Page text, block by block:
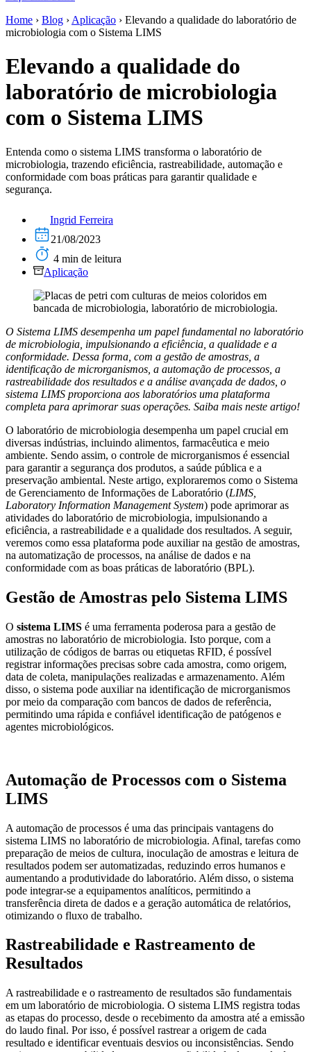
Home › Blog › Aplicação › Elevando a qualidade do laboratório de
microbiologia com o Sistema LIMS
Elevando a qualidade do
laboratório de microbiologia
com o Sistema LIMS
Entenda como o sistema LIMS transforma o laboratório de
microbiologia, trazendo eficiência, rastreabilidade, automação e
conformidade com boas práticas para garantir qualidade e
segurança.
Ingrid Ferreira
21/08/2023
4 min de leitura
Aplicação
O Sistema LIMS desempenha um papel fundamental no laboratório
de microbiologia, impulsionando a eficiência, a qualidade e a
conformidade. Dessa forma, com a gestão de amostras, a
identificação de microrganismos, a automação de processos, a
rastreabilidade dos resultados e a análise avançada de dados, o
sistema LIMS proporciona aos laboratórios uma plataforma
completa para aprimorar suas operações. Saiba mais neste artigo!
O laboratório de microbiologia desempenha um papel crucial em
diversas indústrias, incluindo alimentos, farmacêutica e meio
ambiente. Sendo assim, o controle de microrganismos é essencial
para garantir a segurança dos produtos, a saúde pública e a
preservação ambiental. Neste artigo, exploraremos como o Sistema
de Gerenciamento de Informações de Laboratório (LIMS,
Laboratory Information Management System) pode aprimorar as
atividades do laboratório de microbiologia, impulsionando a
eficiência, a rastreabilidade e a qualidade dos resultados. A seguir,
veremos como essa plataforma pode auxiliar na gestão de amostras,
na automatização de processos, na análise de dados e na
conformidade com as boas práticas de laboratório (BPL).
Gestão de Amostras pelo Sistema LIMS
O sistema LIMS é uma ferramenta poderosa para a gestão de
amostras no laboratório de microbiologia. Isto porque, com a
utilização de códigos de barras ou etiquetas RFID, é possível
registrar informações precisas sobre cada amostra, como origem,
data de coleta, manipulações realizadas e armazenamento. Além
disso, o sistema pode auxiliar na identificação de microrganismos
por meio da comparação com bancos de dados de referência,
permitindo uma rápida e confiável identificação de patógenos e
agentes microbiológicos.
Automação de Processos com o Sistema
LIMS
A automação de processos é uma das principais vantagens do
sistema LIMS no laboratório de microbiologia. Afinal, tarefas como
preparação de meios de cultura, inoculação de amostras e leitura de
resultados podem ser automatizadas, reduzindo erros humanos e
aumentando a produtividade do laboratório. Além disso, o sistema
pode integrar-se a equipamentos analíticos, permitindo a
transferência direta de dados e a geração automática de relatórios,
otimizando o fluxo de trabalho.
Rastreabilidade e Rastreamento de
Resultados
A rastreabilidade e o rastreamento de resultados são fundamentais
em um laboratório de microbiologia. O sistema LIMS registra todas
as etapas do processo, desde o recebimento da amostra até a emissão
do laudo final. Por isso, é possível rastrear a origem de cada
resultado e identificar eventuais desvios ou inconsistências. Sendo